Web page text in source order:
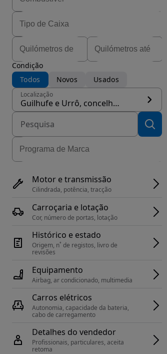
Condição
Todos
Novos Usados
Localização
Guilhufe e Urrô, concelho Penafiel
Motor e transmissão
Cilindrada, potência, tracção
Carroçaria e lotação
Cor, número de portas, lotação
Histórico e estado
Origem, n˚ de registos, livro de
revisões
Equipamento
Airbag, ar condicionado, multimedia
Carros elétricos
Autonomia, capacidade da bateria,
cabo de carregamento
Detalhes do vendedor
Profissionais, particulares, aceita
retoma